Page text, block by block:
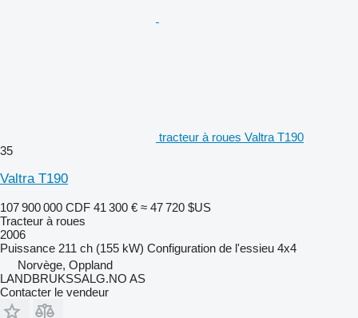
tracteur à roues Valtra T190
35
Valtra T190
107 900 000 CDF 41 300 € ≈ 47 720 $US
Tracteur à roues
2006
Puissance 211 ch (155 kW) Configuration de l'essieu 4x4
Norvège, Oppland
LANDBRUKSSALG.NO AS
Contacter le vendeur